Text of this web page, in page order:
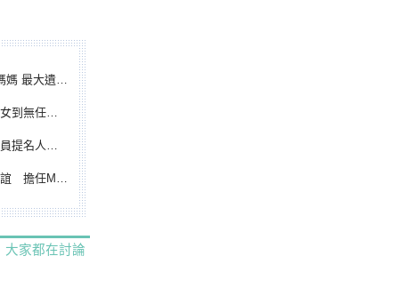
憾無緣大聯盟
判人生國際發光
名 將另提他人
台灣日開球嘉賓
大家都在討論